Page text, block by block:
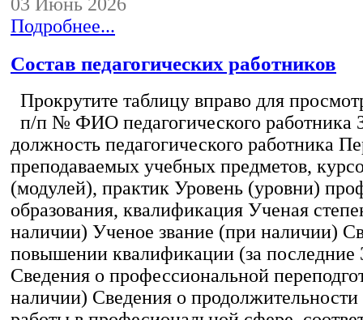
Подробнее...
Состав педагогических работников
Прокрутите таблицу вправо для
п/п № ФИО педагогического работника
должность педагогического работника
преподаваемых учебных предметов,
(модулей), практик Уровень (уровни)
образования, квалификация Ученая
наличии) Ученое звание (при наличии)
повышении квалификации (за последние
Сведения о профессиональной
наличии) Сведения о